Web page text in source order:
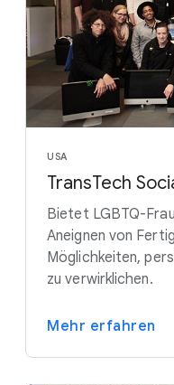
USA
TransTech
Bietet LGBTQ-
Aneignen von
Möglichkeiten,
zu verwirklichen.
Mehr erfahren